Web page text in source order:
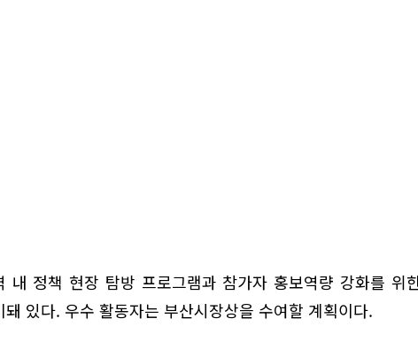
내 정책 현장 탐방 프로그램과 참가자 홍보역량 강화를 위
돼 있다. 우수 활동자는 부산시장상을 수여할 계획이다.